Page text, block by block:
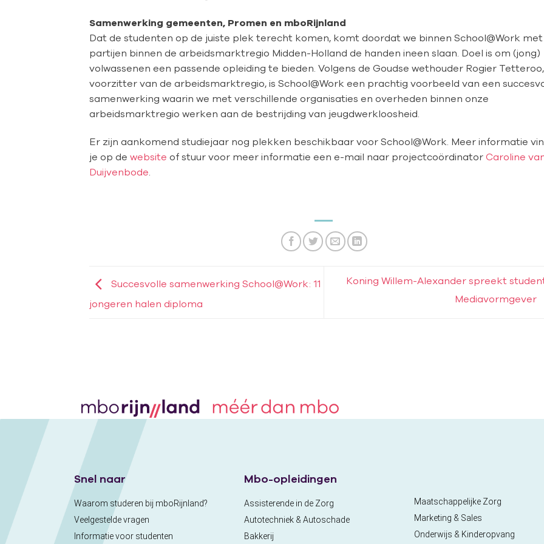
Samenwerking gemeenten, Promen en mboRijnland
Dat de studenten op de juiste plek terecht komen, komt doordat we binnen School@Work met
partijen binnen de arbeidsmarktregio Midden-Holland de handen ineen slaan. Doel is om (jong)
volwassenen een passende opleiding te bieden. Volgens de Goudse wethouder Rogier Tetteroo,
voorzitter van de arbeidsmarktregio, is School@Work een prachtig voorbeeld van een
samenwerking waarin we met verschillende organisaties en overheden binnen onze
arbeidsmarktregio werken aan de bestrijding van jeugdwerkloosheid.
Er zijn aankomend studiejaar nog plekken beschikbaar voor School@Work. Meer informatie
je op de website of stuur voor meer informatie een e-mail naar projectcoördinator Caroline
Duijvenbode
Succesvolle samenwerking School@Work: 11
jongeren halen diploma
Koning Willem-Alexander spreekt
Mediavormgever
Snel naar
Waarom studeren bij mboRijnland?
Veelgestelde vragen
Informatie voor studenten
Mbo-opleidingen
Assisterende in de Zorg
Autotechniek & Autoschade
Bakkerij
Maatschappelijke Zorg
Marketing & Sales
Onderwijs & Kinderopvang